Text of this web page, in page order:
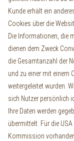
Kunde erhält ein
Cookies über die
Die Informationen, die
dienen dem Zweck
die Gesamtanzahl der
und zu einer mit einem
weitergeleitet wurden.
sich Nutzer persönlich
Ihre Daten werden
übermittelt. Für die
Kommission